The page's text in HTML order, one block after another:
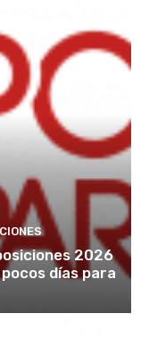
2026
días para